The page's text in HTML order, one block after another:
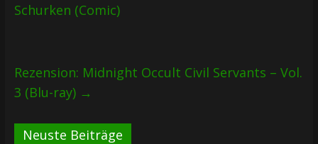
Schurken (Comic)
Rezension: Midnight Occult Civil Servants – Vol.
3 (Blu-ray) →
Neuste Beiträge